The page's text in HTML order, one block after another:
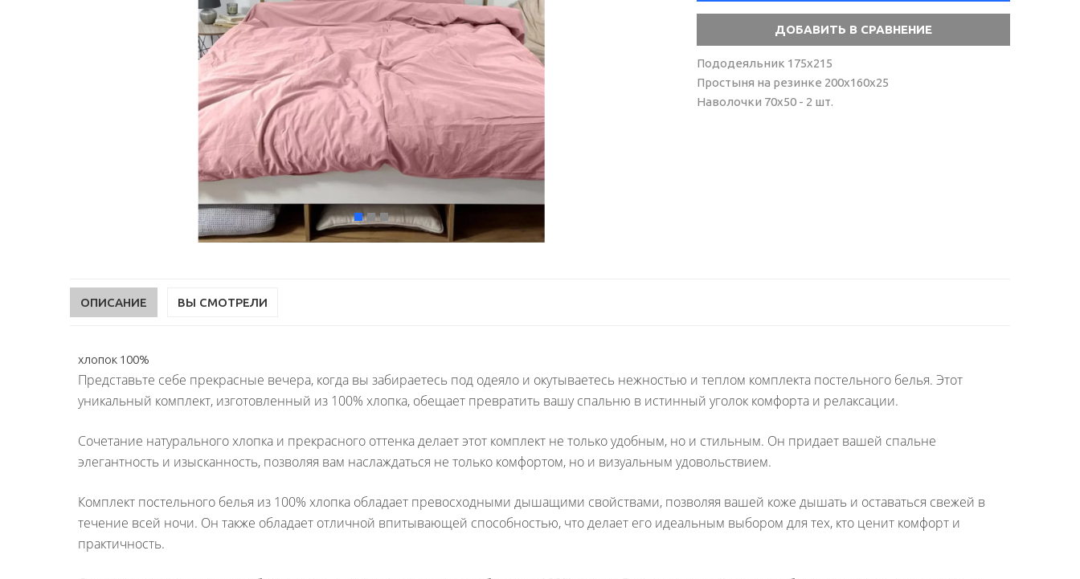
Пододеяльник 175х215
Простыня на резинке 200х160х25
Наволочки 70х50 - 2 шт.
ОПИСАНИЕ ВЫ СМОТРЕЛИ
хлопок 100%
Представьте себе прекрасные вечера, когда вы забираетесь под одеяло и окутываетесь нежностью и теплом комплекта постельного белья. Этот
уникальный комплект, изготовленный из 100% хлопка, обещает превратить вашу спальню в истинный уголок комфорта и релаксации.
Сочетание натурального хлопка и прекрасного оттенка делает этот комплект не только удобным, но и стильным. Он придает вашей спальне
элегантность и изысканность, позволяя вам наслаждаться не только комфортом, но и визуальным удовольствием.
Комплект постельного белья из 100% хлопка обладает превосходными дышащими свойствами, позволяя вашей коже дышать и оставаться свежей в
течение всей ночи. Он также обладает отличной впитывающей способностью, что делает его идеальным выбором для тех, кто ценит комфорт и
практичность.